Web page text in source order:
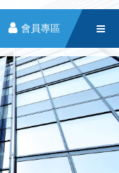
會員專區